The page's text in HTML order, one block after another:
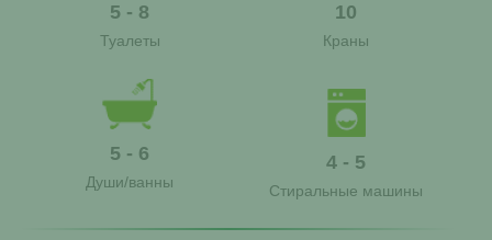
5 - 8
Туалеты
10
Краны
5 - 6
Души/ванны
4 - 5
Стиральные машины